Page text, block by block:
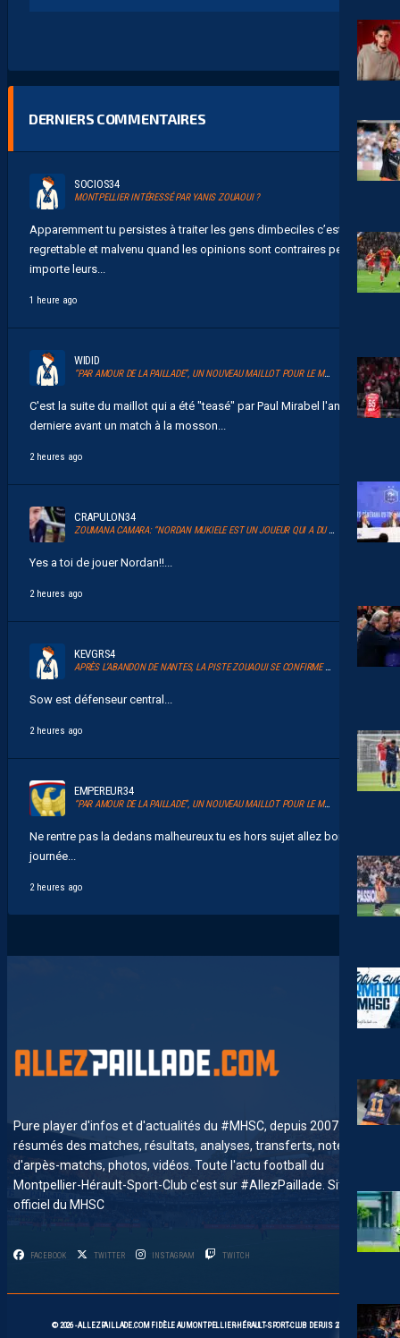
DERNIERS COMMENTAIRES
SOCIOS34
MONTPELLIER INTÉRESSÉ PAR YANIS ZOUAOUI ?
Apparemment tu persistes à traiter les gens dimbeciles c’est
regrettable et malvenu quand les opinions sont contraires peu
importe leurs...
1 heure ago
WIDID
“PAR AMOUR DE LA PAILLADE”, UN NOUVEAU MAILLOT POUR LE MHSC
C'est la suite du maillot qui a été "teasé" par Paul Mirabel l'année
derniere avant un match à la mosson...
2 heures ago
CRAPULON34
ZOUMANA CAMARA: “NORDAN MUKIELE EST UN JOUEUR QUI A DU TALENT”
Yes a toi de jouer Nordan!!...
2 heures ago
KEVGRS4
APRÈS L’ABANDON DE NANTES, LA PISTE ZOUAOUI SE CONFIRME À MONTPELLIER
Sow est défenseur central...
2 heures ago
EMPEREUR34
“PAR AMOUR DE LA PAILLADE”, UN NOUVEAU MAILLOT POUR LE MHSC
Ne rentre pas la dedans malheureux tu es hors sujet allez bonne
journée...
2 heures ago
Pure player d'infos et d'actualités du #MHSC, depuis 2007. News,
résumés des matches, résultats, analyses, transferts, notes
d'arpès-matchs, photos, vidéos. Toute l'actu football du
Montpellier-Hérault-Sport-Club c'est sur #AllezPaillade. Site non-
officiel du MHSC
FACEBOOK TWITTER INSTAGRAM TWITCH
© 2026 -ALLEZPAILLADE.COM FIDÈLE AUMONTPELLIER-HÉRAULT-SPORT-CLUB DEPUIS 2007